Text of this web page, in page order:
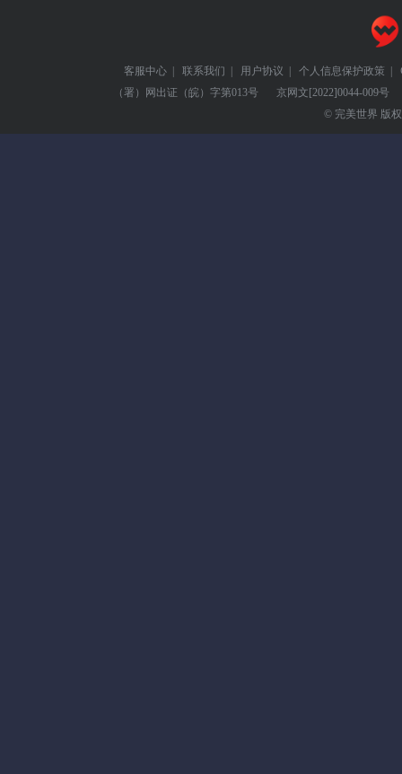
客服中心 | 联系我们 | 用户协议 | 个人信息保护政策 |
（署）网出证（皖）字第013号
京网文[2022]0044-009号
© 完美世界 版权